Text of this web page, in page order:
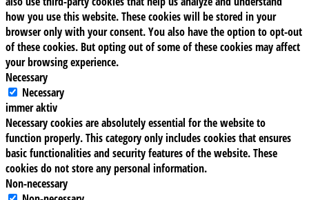
how you use this website. These cookies will be stored in your
browser only with your consent. You also have the option to opt-out
of these cookies. But opting out of some of these cookies may affect
your browsing experience.
Necessary
Necessary
immer aktiv
Necessary cookies are absolutely essential for the website to
function properly. This category only includes cookies that ensures
basic functionalities and security features of the website. These
cookies do not store any personal information.
Non-necessary